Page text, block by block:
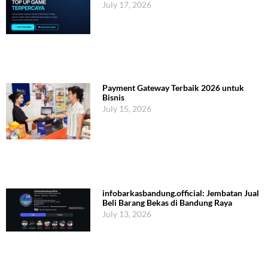
July 17, 2026
Payment Gateway Terbaik 2026 untuk
Bisnis
July 15, 2026
infobarkasbandung.official: Jembatan Jual
Beli Barang Bekas di Bandung Raya
July 13, 2026